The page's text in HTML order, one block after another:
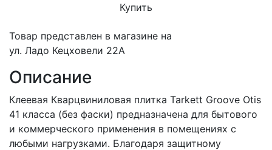
Купить
Товар представлен в магазине на
ул. Ладо Кецховели 22А
Описание
Клеевая Кварцвиниловая плитка Tarkett Groove Otis
41 класса (без фаски) предназначена для бытового
и коммерческого применения в помещениях с
любыми нагрузками. Благодаря защитному